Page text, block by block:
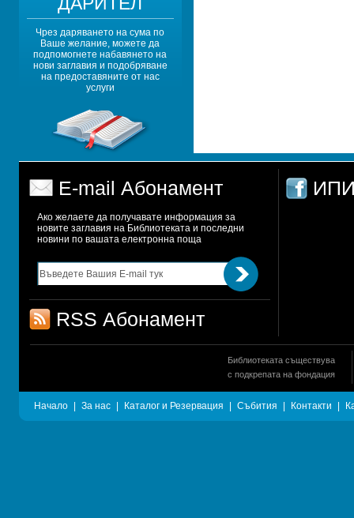
Чрез даряването на сума по
Ваше желание, можете да
подпомогнете набавянето на
нови заглавия и подобряване
на предоставяните от нас
услуги
E-mail Абонамент
Ако желаете да получавате информация за
новите заглавия на Библиотеката и последни
новини по вашата електронна поща
RSS Абонамент
ИПИ
Библиотеката съществува
с подкрепата на фондация
Начало За нас Каталог и Резервация Събития Контакти